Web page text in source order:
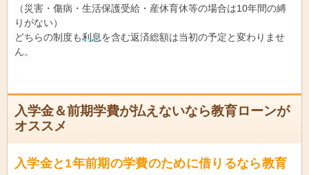
（災害・傷病・生活保護受給・産休育休等の場合は10年間の縛
りがない）
どちらの制度も利息を含む返済総額は当初の予定と変わりませ
ん。
入学金＆前期学費が払えないなら教育ローンが
オススメ
入学金と1年前期の学費のために借りるなら教育